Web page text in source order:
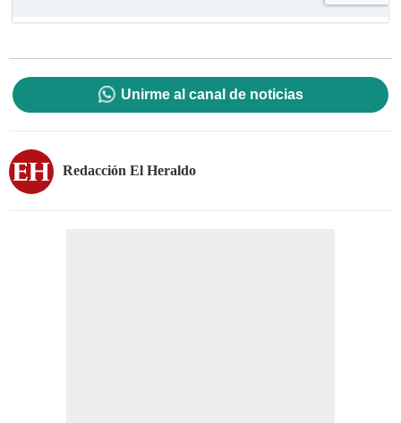
Unirme al canal de noticias
Redacción El Heraldo